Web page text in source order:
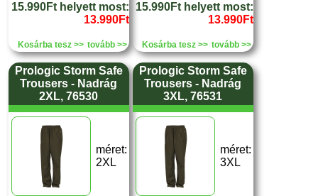
15.990Ft helyett most:
13.990Ft
Kosárba tesz >> tovább >>
15.990Ft helyett most:
13.990Ft
Kosárba tesz >> tovább >>
Prologic Storm Safe
Trousers - Nadrág
2XL, 76530
méret:
2XL
Prologic Storm Safe
Trousers - Nadrág
3XL, 76531
méret:
3XL